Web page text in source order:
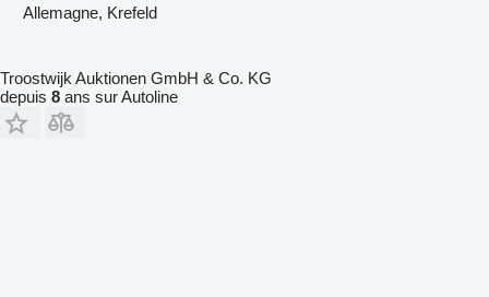
Allemagne, Krefeld
Troostwijk Auktionen GmbH & Co. KG
depuis 8 ans sur Autoline